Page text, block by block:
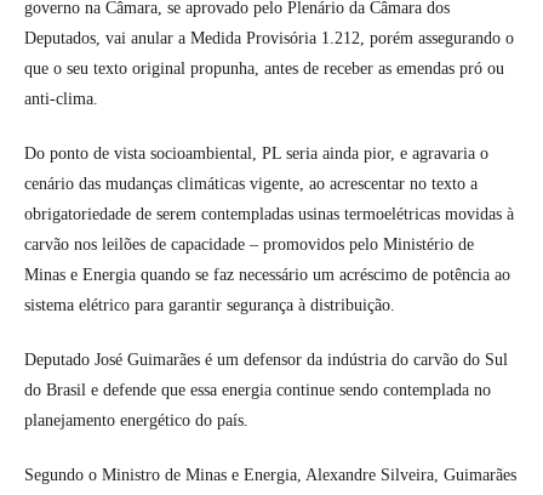
governo na Câmara, se aprovado pelo Plenário da Câmara dos
Deputados, vai anular a Medida Provisória 1.212, porém assegurando o
que o seu texto original propunha, antes de receber as emendas pró ou
anti-clima.
Do ponto de vista socioambiental, PL seria ainda pior, e agravaria o
cenário das mudanças climáticas vigente, ao acrescentar no texto a
obrigatoriedade de serem contempladas usinas termoelétricas movidas à
carvão nos leilões de capacidade – promovidos pelo Ministério de
Minas e Energia quando se faz necessário um acréscimo de potência ao
sistema elétrico para garantir segurança à distribuição.
Deputado José Guimarães é um defensor da indústria do carvão do Sul
do Brasil e defende que essa energia continue sendo contemplada no
planejamento energético do país.
Segundo o Ministro de Minas e Energia, Alexandre Silveira, Guimarães